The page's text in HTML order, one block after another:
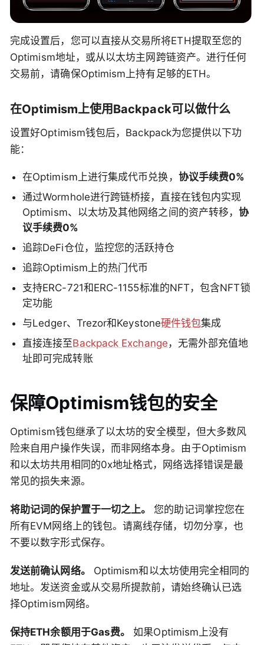
完成设置后，您可以直接从交易所将ETH提取至您的
Optimism地址，或从以太坊主网跨链资产。进行任何
交易前，请确保Optimism上持有足够的ETH。
在Optimism上使用Backpack可以做什么
设置好Optimism钱包后，Backpack为您提供以下功
能：
在Optimism上进行集成代币兑换， 协议手续费0%
通过Wormhole进行跨链桥接，直接在钱包内实现
Optimism、以太坊及其他网络之间的资产转移，协
议手续费0%
追踪DeFi仓位，监控您的活跃持仓
追踪Optimism上的热门代币
支持ERC-721和ERC-1155标准的NFT，包含NFT锁
定功能
与Ledger、Trezor和Keystone硬件钱包集成
直接连接至Backpack Exchange ，无需外部充值地
址即可完成转账
保障Optimism钱包的安全
Optimism钱包继承了以太坊的安全模型，但大多数风
险来自用户操作失误，而非网络本身。由于Optimism
和以太坊共用相同的0x地址格式，网络选择错误是最
常见的损失来源。
将助记词的保护置于一切之上。
您的助记词掌控您在
所有EVM网络上的钱包。请离线存储，切勿分享，也
不要以数字形式保存。
发送前确认网络。
Optimism和以太坊使用完全相同的
地址。发送资金或从交易所提款前，请始终确认已选
择Optimism网络。
保持ETH余额用于Gas费。
如果Optimism上没有